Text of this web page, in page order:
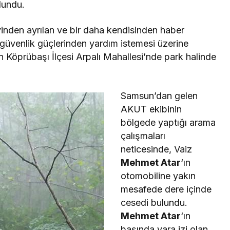
ayrılan ve bir daha kendisinden haber
güvenlik güçlerinden yardım istemesi üzerine
İlçesi Arpalı Mahallesi’nde park halinde
Samsun’dan gelen
AKUT ekibinin
bölgede yaptığı arama
çalışmaları
neticesinde, Vaiz
Mehmet Atar‘ın
otomobiline yakın
mesafede dere içinde
cesedi bulundu.
Mehmet Atar‘ın